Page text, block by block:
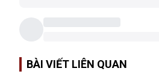
BÀI VIẾT LIÊN QUAN